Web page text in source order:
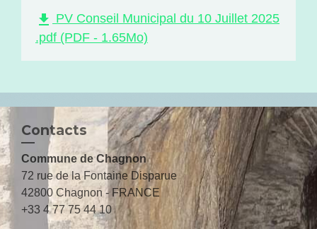
file_download PV Conseil Municipal du 10 Juillet 2025
.pdf (PDF - 1.65Mo)
Contacts
Commune de Chagnon
72 rue de la Fontaine Disparue
42800 Chagnon - FRANCE
+33 4 77 75 44 10